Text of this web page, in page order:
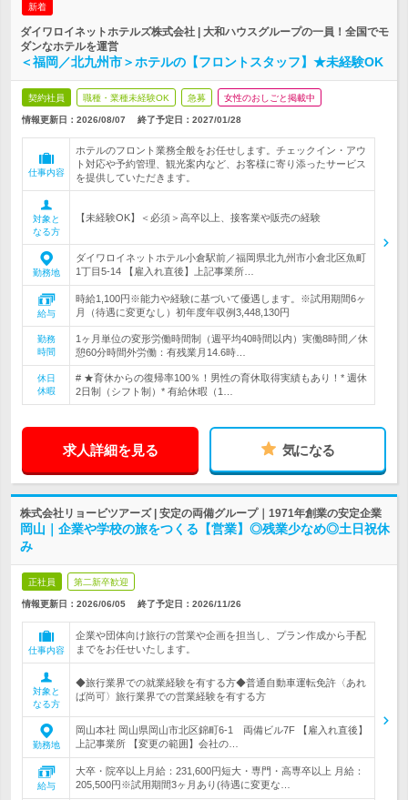
新着
ダイワロイネットホテルズ株式会社 | 大和ハウスグループの一員！全国でモ
ダンなホテルを運営
＜福岡／北九州市＞ホテルの【フロントスタッフ】★未経験OK
契約社員 職種・業種未経験OK 急募 女性のおしごと掲載中
情報更新日：2026/08/07 終了予定日： 2027/01/28
仕事内容
ホテルのフロント業務全般をお任せします。チェックイン・アウ
ト対応や予約管理、観光案内など、お客様に寄り添ったサービス
を提供していただきます。
対象と
なる方
【未経験OK】＜必須＞高卒以上、接客業や販売の経験
勤務地
ダイワロイネットホテル小倉駅前／福岡県北九州市小倉北区魚町
1丁目5-14 【雇入れ直後】上記事業所…
給与
時給1,100円※能力や経験に基づいて優遇します。※試用期間6ヶ
月（待遇に変更なし）初年度年収例3,448,130円
勤務
時間
1ヶ月単位の変形労働時間制（週平均40時間以内）実働8時間／休
憩60分時間外労働：有残業月14.6時…
休日
休暇
# ★育休からの復帰率100％！男性の育休取得実績もあり！* 週休
2日制（シフト制）* 有給休暇（1…
求人詳細を見る 気になる
株式会社リョービツアーズ | 安定の両備グループ｜1971年創業の安定企業
岡山｜企業や学校の旅をつくる【営業】◎残業少なめ◎土日祝休
み
正社員 第二新卒歓迎
情報更新日：2026/06/05 終了予定日： 2026/11/26
仕事内容
企業や団体向け旅行の営業や企画を担当し、プラン作成から手配
までをお任せいたします。
対象と
なる方
◆旅行業界での就業経験を有する方◆普通自動車運転免許〈あれ
ば尚可〉旅行業界での営業経験を有する方
勤務地
岡山本社 岡山県岡山市北区錦町6-1 両備ビル7F 【雇入れ直後】
上記事業所 【変更の範囲】会社の…
給与
大卒・院卒以上月給：231,600円短大・専門・高専卒以上 月給：
205,500円※試用期間3ヶ月あり(待遇に変更な…